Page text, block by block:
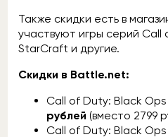
Также скидки есть в
участвуют игры серий
StarCraft и другие.
Скидки в Battle.net:
Call of Duty: Black
рублей (вместо 2799
Call of Duty: Black